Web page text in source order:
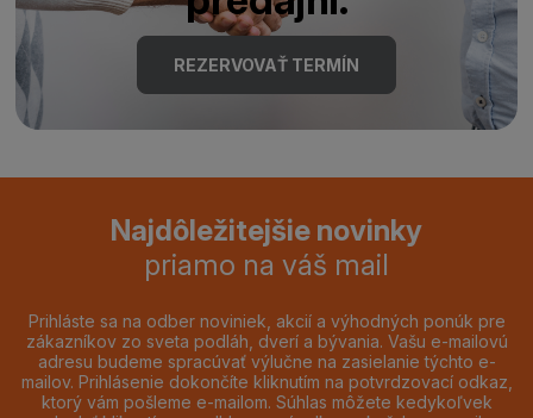
REZERVOVAŤ TERMÍN
Najdôležitejšie novinky
priamo na váš mail
Prihláste sa na odber noviniek, akcií a výhodných ponúk pre
zákazníkov zo sveta podláh, dverí a bývania. Vašu e-mailovú
adresu budeme spracúvať výlučne na zasielanie týchto e-
mailov. Prihlásenie dokončíte kliknutím na potvrdzovací odkaz,
ktorý vám pošleme e-mailom. Súhlas môžete kedykoľvek